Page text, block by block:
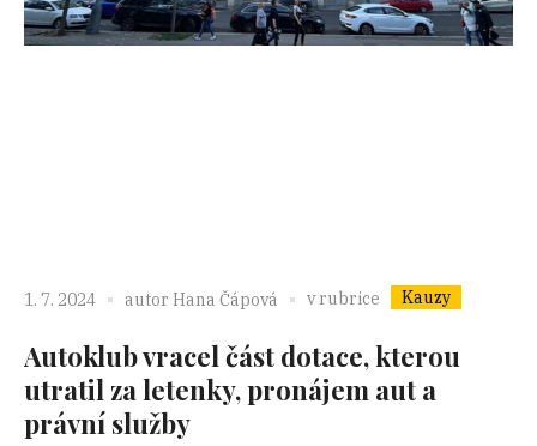
1. 7. 2024 autor Hana Čápová v rubrice Kauzy
Autoklub vracel část dotace, kterou
utratil za letenky, pronájem aut a
právní služby